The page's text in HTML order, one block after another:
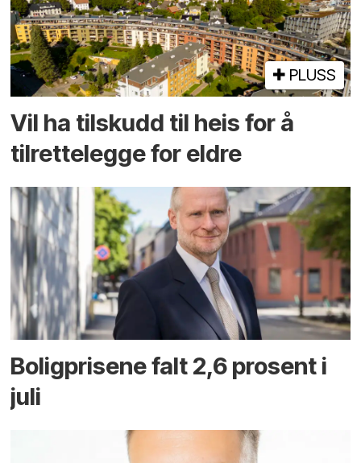
PLUSS
Vil ha tilskudd til heis for å
tilrettelegge for eldre
Boligprisene falt 2,6 prosent i
juli